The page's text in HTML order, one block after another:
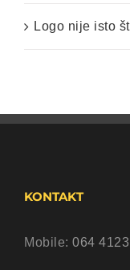
Logo nije isto
KONTAKT
Mobile: 064